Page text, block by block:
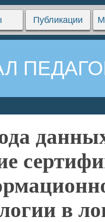
Публикации
в